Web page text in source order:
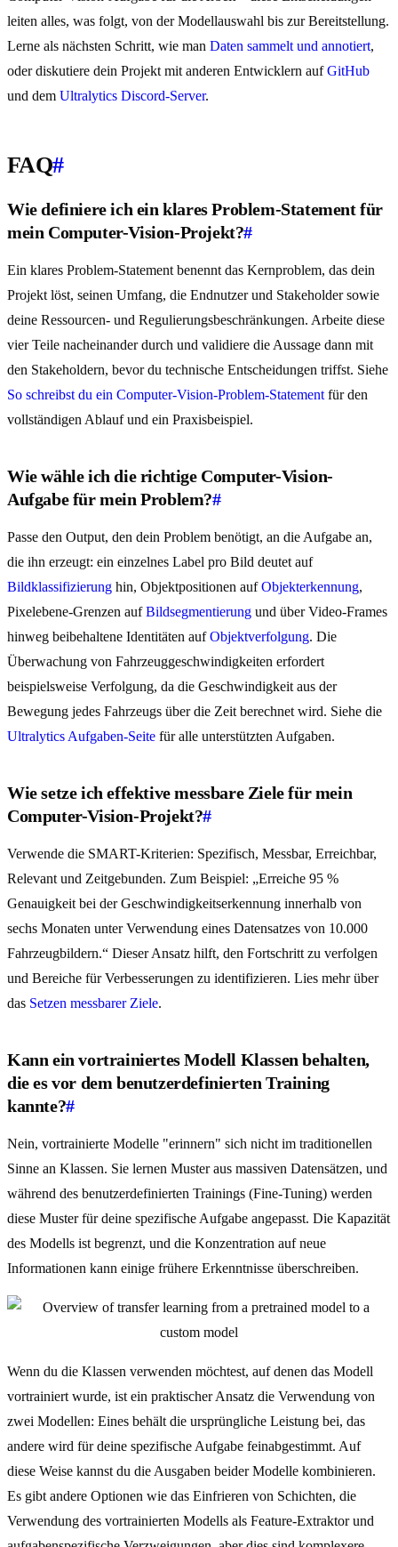
leiten alles, was folgt, von der Modellauswahl bis zur Bereitstellung.
Lerne als nächsten Schritt, wie man Daten sammelt und annotiert,
oder diskutiere dein Projekt mit anderen Entwicklern aufGitHub
und dem Ultralytics Discord-Server.
FAQ#
Wie definiere ich ein klares Problem-Statement für
mein Computer-Vision-Projekt?#
Ein klares Problem-Statement benennt das Kernproblem, das dein
Projekt löst, seinen Umfang, die Endnutzer und Stakeholder sowie
deine Ressourcen- und Regulierungsbeschränkungen. Arbeite diese
vier Teile nacheinander durch und validiere die Aussage dann mit
den Stakeholdern, bevor du technische Entscheidungen triffst. Siehe
So schreibst du ein Computer-Vision-Problem-Statement für den
vollständigen Ablauf und ein Praxisbeispiel.
Wie wähle ich die richtige Computer-Vision-
Aufgabe für mein Problem?#
Passe den Output, den dein Problem benötigt, an die Aufgabe an,
die ihn erzeugt: ein einzelnes Label pro Bild deutet auf
Bildklassifizierung hin, Objektpositionen aufObjekterkennung,
Pixelebene-Grenzen aufBildsegmentierung und über Video-Frames
hinweg beibehaltene Identitäten aufObjektverfolgung. Die
Überwachung von Fahrzeuggeschwindigkeiten erfordert
beispielsweise Verfolgung, da die Geschwindigkeit aus der
Bewegung jedes Fahrzeugs über die Zeit berechnet wird. Siehe die
Ultralytics Aufgaben-Seite für alle unterstützten Aufgaben.
Wie setze ich effektive messbare Ziele für mein
Computer-Vision-Projekt?#
Verwende die SMART-Kriterien: Spezifisch, Messbar, Erreichbar,
Relevant und Zeitgebunden. Zum Beispiel: „Erreiche 95 %
Genauigkeit bei der Geschwindigkeitserkennung innerhalb von
sechs Monaten unter Verwendung eines Datensatzes von 10.000
Fahrzeugbildern.“ Dieser Ansatz hilft, den Fortschritt zu verfolgen
und Bereiche für Verbesserungen zu identifizieren. Lies mehr über
das Setzen messbarer Ziele.
Kann ein vortrainiertes Modell Klassen behalten,
die es vor dem benutzerdefinierten Training
kannte?#
Nein, vortrainierte Modelle "erinnern" sich nicht im traditionellen
Sinne an Klassen. Sie lernen Muster aus massiven Datensätzen, und
während des benutzerdefinierten Trainings (Fine-Tuning) werden
diese Muster für deine spezifische Aufgabe angepasst. Die Kapazität
des Modells ist begrenzt, und die Konzentration auf neue
Informationen kann einige frühere Erkenntnisse überschreiben.
Wenn du die Klassen verwenden möchtest, auf denen das Modell
vortrainiert wurde, ist ein praktischer Ansatz die Verwendung von
zwei Modellen: Eines behält die ursprüngliche Leistung bei, das
andere wird für deine spezifische Aufgabe feinabgestimmt. Auf
diese Weise kannst du die Ausgaben beider Modelle kombinieren.
Es gibt andere Optionen wie das Einfrieren von Schichten, die
Verwendung des vortrainierten Modells als Feature-Extraktor und